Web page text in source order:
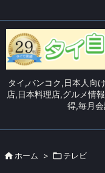
タイ,バンコク,日本人向
店,日本料理店,グルメ情
得,毎月
 ホーム > テレビ